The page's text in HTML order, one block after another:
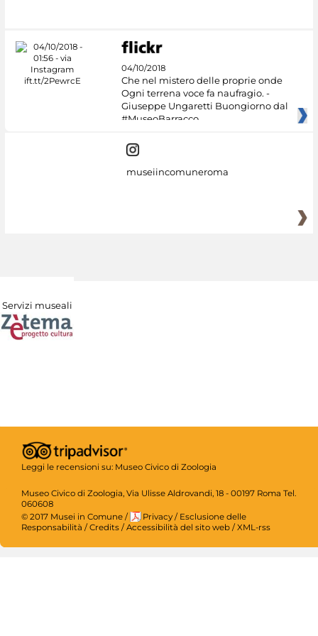
04/10/2018
Che nel mistero delle proprie onde
Ogni terrena voce fa naufragio. -
Giuseppe Ungaretti Buongiorno dal
#MuseoBarracco
museiincomuneroma
Servizi museali
Leggi le recensioni su: Museo Civico di Zoologia
Museo Civico di Zoologia, Via Ulisse Aldrovandi, 18 - 00197 Roma Tel.
060608
© 2017 Musei in Comune / Privacy / Esclusione delle
Responsabilità / Credits / Accessibilità del sito web / XML-rss